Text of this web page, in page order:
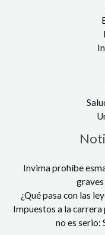
Invima prohíbe
¿Qué pasa con las
Impuestos a la carrera
no es serio: